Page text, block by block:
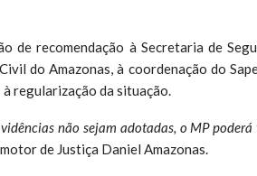
de recomendação à Secretaria de
do Amazonas, à coordenação do
regularização da situação.
não sejam adotadas, o MP
de Justiça Daniel Amazonas.